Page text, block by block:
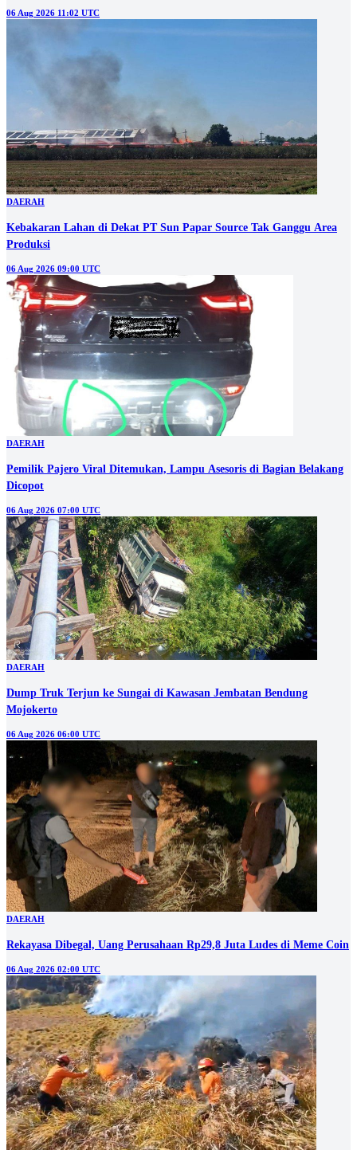
06 Aug 2026 11:02 UTC
DAERAH
Kebakaran Lahan di Dekat PT Sun Papar Source Tak Ganggu Area
Produksi
06 Aug 2026 09:00 UTC
DAERAH
Pemilik Pajero Viral Ditemukan, Lampu Asesoris di Bagian Belakang
Dicopot
06 Aug 2026 07:00 UTC
DAERAH
Dump Truk Terjun ke Sungai di Kawasan Jembatan Bendung
Mojokerto
06 Aug 2026 06:00 UTC
DAERAH
Rekayasa Dibegal, Uang Perusahaan Rp29,8 Juta Ludes di Meme Coin
06 Aug 2026 02:00 UTC